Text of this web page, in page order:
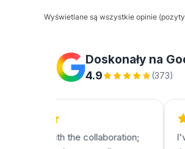
Wyświetlane są wszystkie opinie